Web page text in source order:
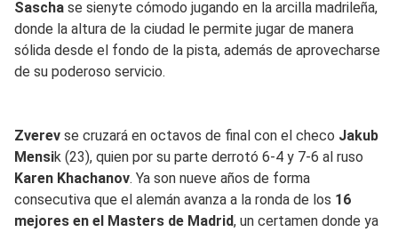
Sascha se sienyte cómodo jugando en la arcilla madrileña,
donde la altura de la ciudad le permite jugar de manera
sólida desde el fondo de la pista, además de aprovecharse
de su poderoso servicio.
Zverev se cruzará en octavos de final con el checo Jakub
Mensik (23), quien por su parte derrotó 6-4 y 7-6 al ruso
Karen Khachanov. Ya son nueve años de forma
consecutiva que el alemán avanza a la ronda de los 16
mejores en el Masters de Madrid, un certamen donde ya